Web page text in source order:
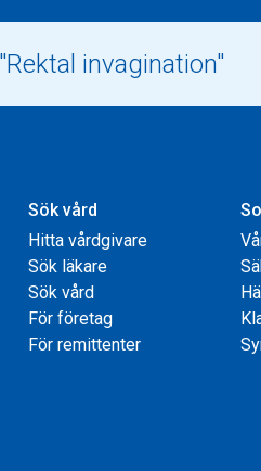
Sök vård
Hitta vårdgivare
Sök läkare
Sök vård
För företag
För remittenter